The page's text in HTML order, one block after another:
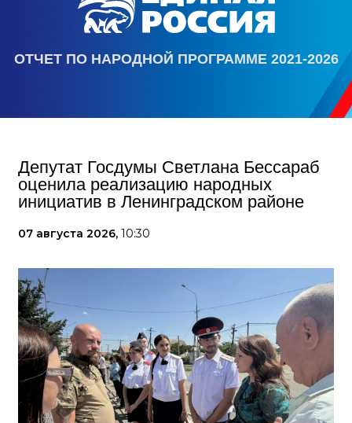
ОТЧЕТ ПО НАРОДНОЙ ПРОГРАММЕ 2021-2026
Депутат Госдумы Светлана Бессараб
оценила реализацию народных
инициатив в Ленинградском районе
07 августа 2026, 10:30